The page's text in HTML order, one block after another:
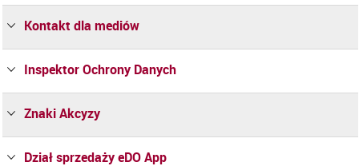
Kontakt dla mediów
Inspektor Ochrony Danych
Znaki Akcyzy
Dział sprzedaży eDO App